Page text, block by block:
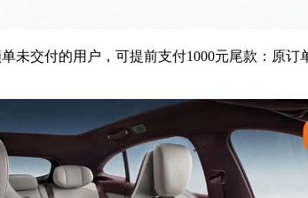
交付的用户，可提前支付1000元尾款：原订